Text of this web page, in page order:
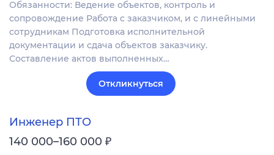
Обязанности: Ведение объектов, контроль и
сопровождение Работа с заказчиком, и с линейными
сотрудникам Подготовка исполнительной
документации и сдача объектов заказчику.
Составление актов выполненных…
Откликнуться
Инженер ПТО
140 000–160 000 ₽